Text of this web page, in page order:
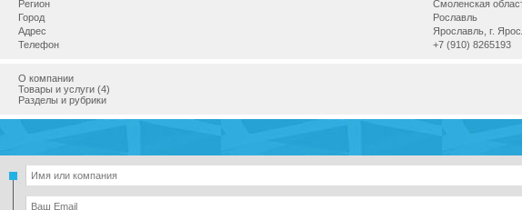
Регион
Смоленская
Город
Рославль
Адрес
Ярославль, г.
Телефон
+7 (910) 8265193
О компании
Товары и услуги (4)
Разделы и рубрики